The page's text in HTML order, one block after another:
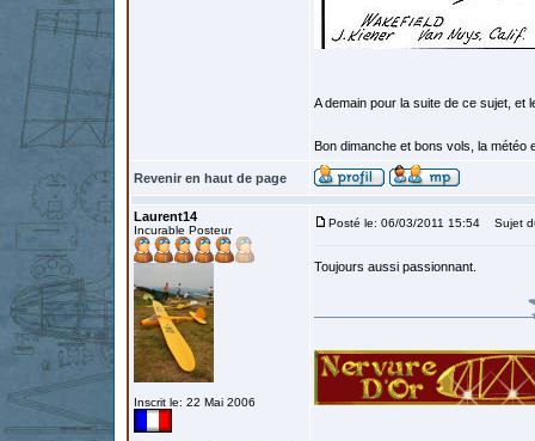
A demain pour la suite de ce sujet, et
Bon dimanche et bons vols, la météo
Revenir en haut de page
Laurent14
Incurable Posteur
Inscrit le: 22 Mai 2006
Posté le: 06/03/2011 15:54 Sujet
Toujours aussi passionnant.